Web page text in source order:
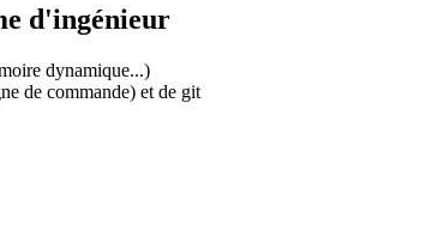
d'ingénieur
dynamique...)
de commande) et de git